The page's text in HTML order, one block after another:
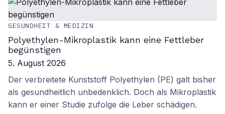
GESUNDHEIT & MEDIZIN
Polyethylen-Mikroplastik kann eine Fettleber
begünstigen
5. August 2026
Der verbreitete Kunststoff Polyethylen (PE) galt bisher
als gesundheitlich unbedenklich. Doch als Mikroplastik
kann er einer Studie zufolge die Leber schädigen.